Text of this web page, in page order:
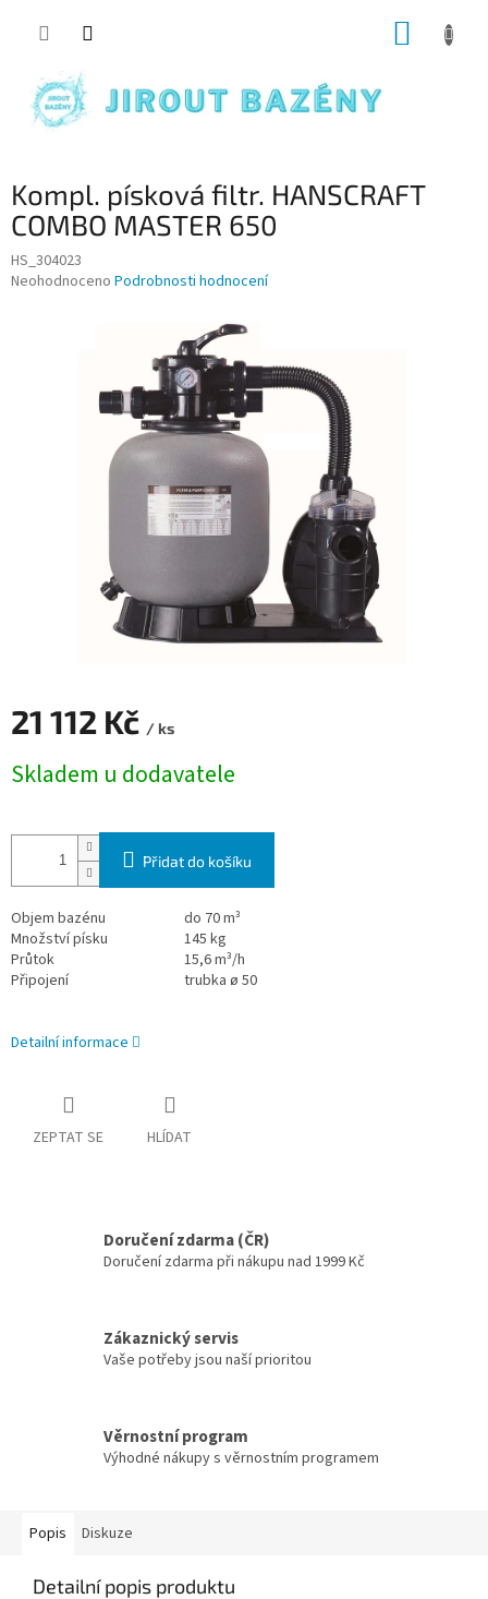
Kompl. písková filtr. HANSCRAFT
COMBO MASTER 650
HS_304023
Průměrné hodnocení produktu je 0,0 z 5 hvězdiček.
Neohodnoceno Podrobnosti hodnocení
21 112 Kč / ks
Skladem u dodavatele
Přidat do košíku
Objem bazénu
do 70 m³
Množství písku
145 kg
Průtok
15,6 m³/h
Připojení
trubka ø 50
Detailní informace
ZEPTAT SE HLÍDAT
Doručení zdarma (ČR)
Doručení zdarma při nákupu nad 1999 Kč
Zákaznický servis
Vaše potřeby jsou naší prioritou
Věrnostní program
Výhodné nákupy s věrnostním programem
Popis Diskuze
Detailní popis produktu